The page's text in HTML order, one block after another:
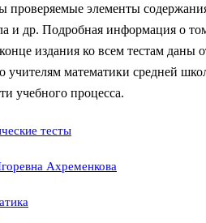
проверяемые элементы
и др. Подробная информация о
издания ко всем тестам даны
математики средней
учебного процесса.
тесты
Ахременкова